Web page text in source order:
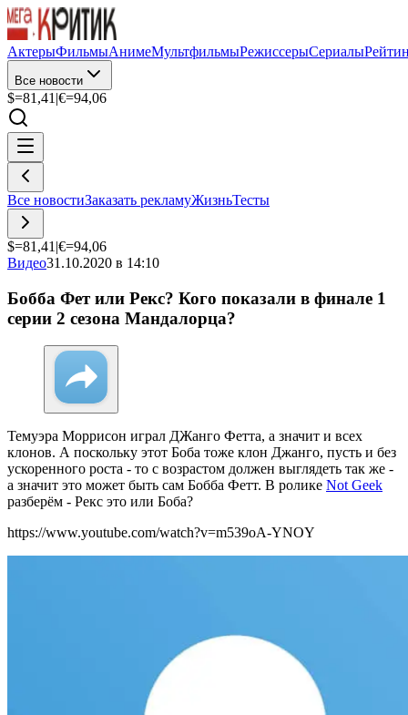
АктерыФильмыАнимеМультфильмыРежиссерыСериалы
Все новости
$=81,41 |€=94,06
Все новостиЗаказать рекламуЖизньТесты
$=81,41 |€=94,06
Видео31.10.2020 в 14:10
Бобба Фет или Рекс? Кого показали в финале 1
серии 2 сезона Мандалорца?
Темуэра Моррисон играл ДЖанго Фетта, а значит и всех
клонов. А поскольку этот Боба тоже клон Джанго, пусть и без
ускоренного роста - то с возрастом должен выглядеть так же -
а значит это может быть сам Бобба Фетт. В ролике Not Geek
разберём - Рекс это или Боба?
https://www.youtube.com/watch?v=m539oA-YNOY